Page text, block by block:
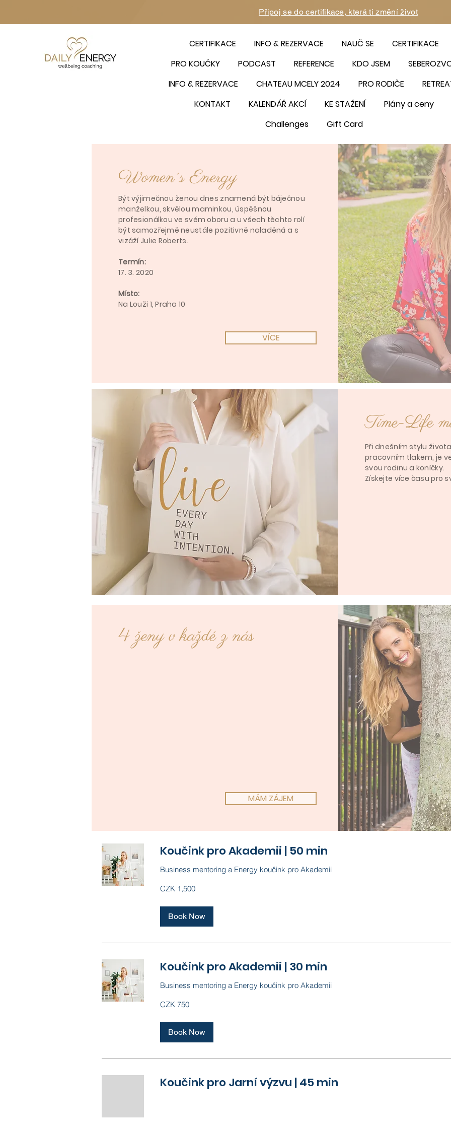
Připoj se do certifikace, která ti změní život
CERTIFIKACE INFO & REZERVACE NAUČ SE
CERTIFIKACE
PRO KOUČKY
PODCAST REFERENCE KDO JSEM
INFO & REZERVACE
CHATEAU MCELY 2024 PRO RODIČE
KONTAKT
KALENDÁŘ AKCÍ KE STAŽENÍ
Plány a ceny
Challenges
Gift Card
Koučink pro Akademii | 50 min
Business mentoring a Energy koučink pro Akademii
Czech
CZK 1,500
Book Now
Koučink pro Akademii | 30 min
Business mentoring a Energy koučink pro Akademii
Czech
CZK 750
Book Now
Koučink pro Jarní výzvu | 45 min
Women´s Energy
Být výjimečnou ženou dnes znamená být báječnou
manželkou, skvělou maminkou, úspěšnou
profesionálkou ve svém oboru a u všech těchto rolí
být samozřejmě neustále pozitivně naladěná a s
vizáží Julie Roberts.
Termín:
17. 3. 2020
Místo:
Na Louži 1, Praha 10
VÍCE
4 ženy v každé z nás
MÁM ZÁJEM
Time-Life
Při dnešním stylu
pracovním tlakem, je
svou rodinu a koníčky.
Získejte více času pro